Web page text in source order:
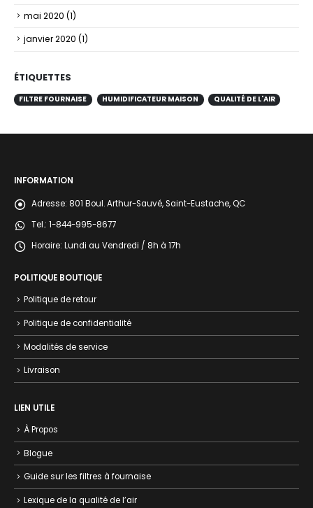
mai 2020 (1)
janvier 2020 (1)
ÉTIQUETTES
FILTRE FOURNAISE HUMIDIFICATEUR MAISON QUALITÉ DE L'AIR
INFORMATION
Adresse: 801 Boul. Arthur-Sauvé, Saint-Eustache, QC
Tel.: 1-844-995-8677
Horaire: Lundi au Vendredi / 8h à 17h
POLITIQUE BOUTIQUE
Politique de retour
Politique de confidentialité
Modalités de service
Livraison
LIEN UTILE
À Propos
Blogue
Guide sur les filtres à fournaise
Lexique de la qualité de l’air